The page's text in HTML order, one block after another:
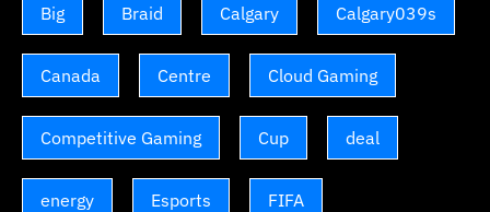
Big Braid Calgary Calgary039s
Canada Centre Cloud Gaming
Competitive Gaming Cup deal
energy Esports FIFA